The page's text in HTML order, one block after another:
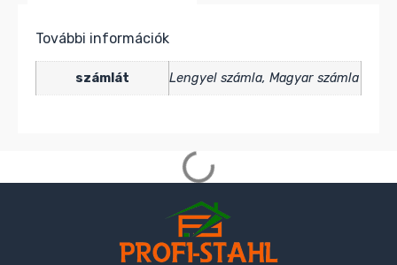
További információk
számlát Lengyel számla, Magyar számla